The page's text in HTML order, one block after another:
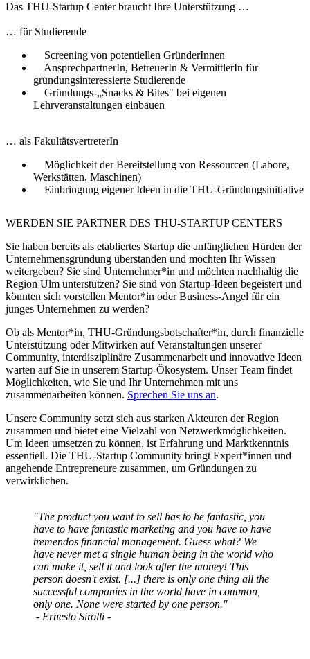
Das THU-Startup Center braucht Ihre Unterstützung …
… für Studierende
Screening von potentiellen GründerInnen
AnsprechpartnerIn, BetreuerIn & VermittlerIn für
gründungsinteressierte Studierende
Gründungs-„Snacks & Bites" bei eigenen
Lehrveranstaltungen einbauen
… als FakultätsvertreterIn
Möglichkeit der Bereitstellung von Ressourcen (Labore,
Werkstätten, Maschinen)
Einbringung eigener Ideen in die THU-Gründungsinitiative
WERDEN SIE PARTNER DES THU-STARTUP CENTERS
Sie haben bereits als etabliertes Startup die anfänglichen Hürden der
Unternehmensgründung überstanden und möchten Ihr Wissen
weitergeben? Sie sind Unternehmer*in und möchten nachhaltig die
Region Ulm unterstützen? Sie sind von Startup-Ideen begeistert und
könnten sich vorstellen Mentor*in oder Business-Angel für ein
junges Unternehmen zu werden?
Ob als Mentor*in, THU-Gründungsbotschafter*in, durch finanzielle
Unterstützung oder Mitwirken auf Veranstaltungen unserer
Community, interdisziplinäre Zusammenarbeit und innovative Ideen
warten auf Sie in unserem Startup-Ökosystem. Unser Team findet
Möglichkeiten, wie Sie und Ihr Unternehmen mit uns
zusammenarbeiten können. Sprechen Sie uns an.
Unsere Community setzt sich aus starken Akteuren der Region
zusammen und bietet eine Vielzahl von Netzwerkmöglichkeiten.
Um Ideen umsetzen zu können, ist Erfahrung und Marktkenntnis
essentiell. Die THU-Startup Community bringt Expert*innen und
angehende Entrepreneure zusammen, um Gründungen zu
verwirklichen.
"The product you want to sell has to be fantastic, you
have to have fantastic marketing and you have to have
tremendos financial management. Guess what? We
have never met a single human being in the world who
can make it, sell it and look after the money! This
person doesn't exist. [...] there is only one thing all the
successful companies in the world have in common,
only one. None were started by one person."
- Ernesto Sirolli -